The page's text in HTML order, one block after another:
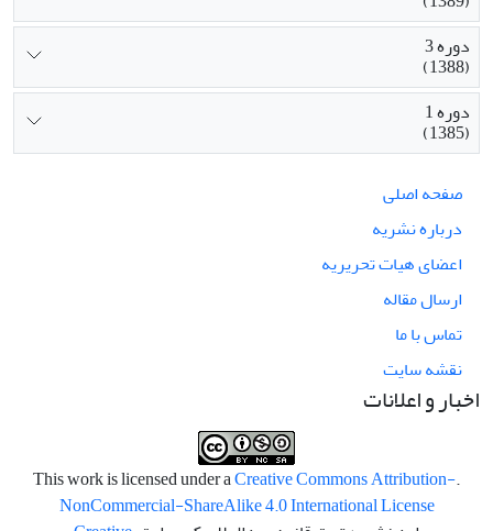
دوره 3
(1388)
دوره 1
(1385)
صفحه اصلی
درباره نشریه
اعضای هیات تحریریه
ارسال مقاله
تماس با ما
نقشه سایت
اخبار و اعلانات
.This work is licensed under a
Creative Commons Attribution-
NonCommercial-ShareAlike 4.0 International License